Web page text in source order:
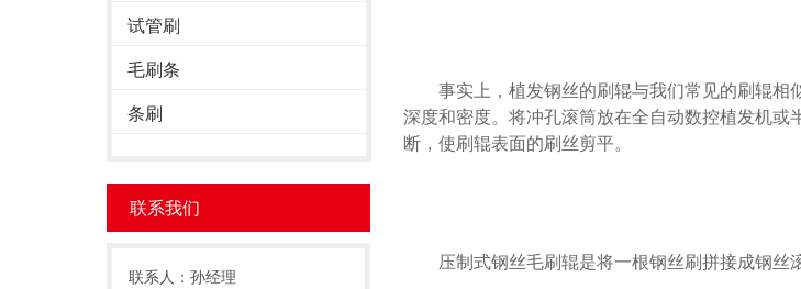
试管刷
毛刷条
条刷
联系我们
联系人：孙经理
事实上，植发钢丝的刷辊与我们常见的刷辊相
深度和密度。将冲孔滚筒放在全自动数控植发机
断，使刷辊表面的刷丝剪平。
压制式钢丝毛刷辊是将一根钢丝刷拼接成钢丝